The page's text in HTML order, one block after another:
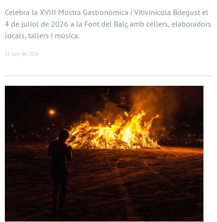
Celebra la XVIII Mostra Gastronòmica i Vitivinícola Bdegust el
4 de juliol de 2026 a la Font del Balç amb cellers, elaboradors
locals, tallers i música.
15 juny del 2026